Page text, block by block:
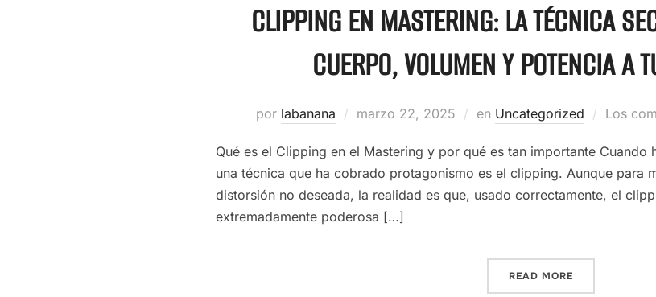
CLIPPING EN MASTERING: LA TÉCNICA
CUERPO, VOLUMEN Y POTENCIA A
por labanana marzo 22, 2025 en Uncategorized Los
Qué es el Clipping en el Mastering y por qué es tan importante Cuando
una técnica que ha cobrado protagonismo es el clipping. Aunque para
distorsión no deseada, la realidad es que, usado correctamente, el
extremadamente poderosa […]
READ MORE